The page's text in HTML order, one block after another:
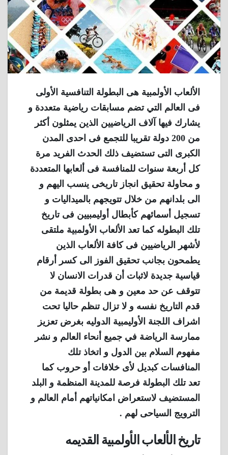
الألعاب الأولمبية هى البطولة التنافسية الأولى
فى العالم التي تضم مسابقات رياضية متعددة و
يشارك فيها آلاف الرياضيين الذين يمثلون أكثر
من 200 دولة تقريبا للتجمع فى احدى المدن
الكبرى التى تستضيف ذلك الحدث الفريد مرة
كل أربعة سنوات للمنافسة فى ألعابها المتعددة
و محاولة تحقيق انجاز تاريخى ينسب اليهم و
الى بلدانهم من خلال تتويجهم بالميداليات و
تسجيل أسمائهم كأبطال أوليمبيين فى تاريخ
تلك البطوله كما تعد الألعاب الأولمبية ملتقى
لأشهر الرياضيين فى كافة الألعاب الذين
يطمحون بجانب تحقيق الفوز الى كسر أرقام
قياسية جديدة لاثبات أن قدرات الانسان لا
تتوقف عن حد معين و هى بطولة قديمة من
قدم التاريخ نفسه و لا تزال تنظم حاليا تحت
اشراف اللجنة الأوليمبية الدوليه بغرض تعزيز
ممارسة الرياضة في جميع أنحاء العالم و نشر
مفهوم السلام بين الدول و اتخاذ تلك
المنافسات كبديل لأى خلافات أو حروب كما
تعد تلك البطولة فرصة للمدينة المنظمة و البلد
المستضيف لاستعراض امكانياتهم أمام العالم و
الترويج السياحى لهم .
تاريخ الألعاب الأولمبية القديمه